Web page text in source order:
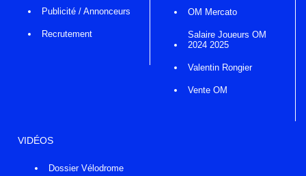
Publicité / Annonceurs
Recrutement
OM Mercato
Salaire Joueurs OM
2024 2025
Valentin Rongier
Vente OM
VIDÉOS
Dossier Vélodrome